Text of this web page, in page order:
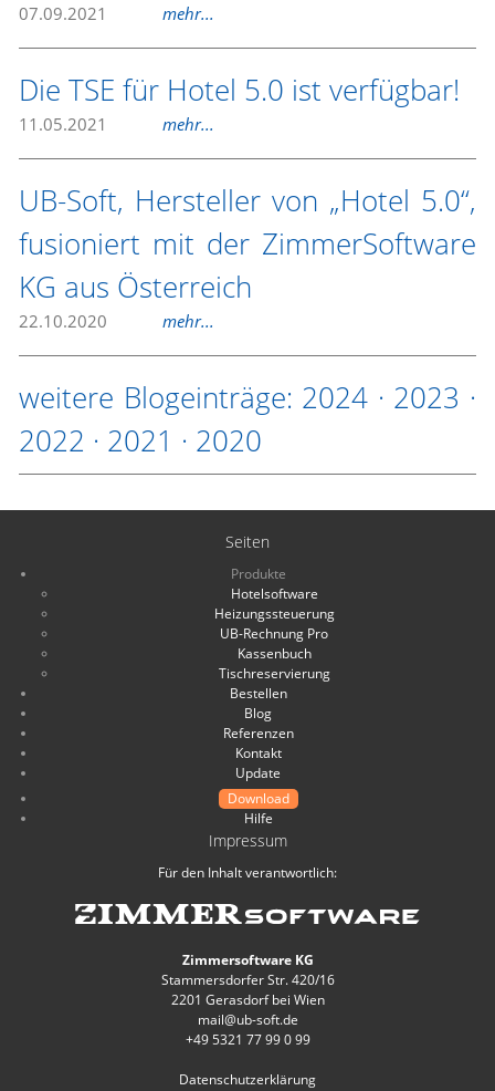
07.09.2021 mehr...
Die TSE für Hotel 5.0 ist verfügbar!
11.05.2021 mehr...
UB-Soft, Hersteller von „Hotel 5.0“,
fusioniert mit der ZimmerSoftware
KG aus Österreich
22.10.2020 mehr...
weitere Blogeinträge: 2024 · 2023 ·
2022 · 2021 · 2020
Seiten
Produkte
Hotelsoftware
Heizungssteuerung
UB-Rechnung Pro
Kassenbuch
Tischreservierung
Bestellen
Blog
Referenzen
Kontakt
Update
Download
Hilfe
Impressum
Für den Inhalt verantwortlich:
Zimmersoftware KG
Stammersdorfer Str. 420/16
2201 Gerasdorf bei Wien
mail@ub-soft.de
+49 5321 77 99 0 99
Datenschutzerklärung